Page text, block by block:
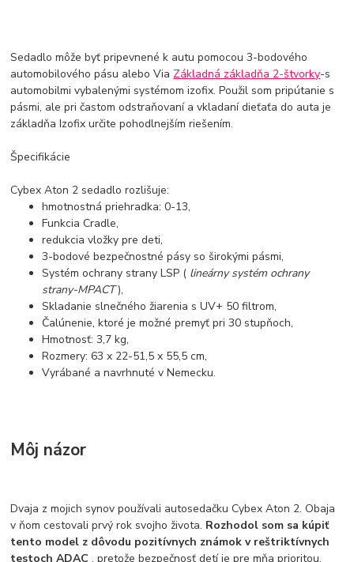
Sedadlo môže byť pripevnené k autu pomocou 3-bodového
automobilového pásu alebo Via Základná základňa 2-štvorky-s
automobilmi vybalenými systémom izofix. Použil som pripútanie s
pásmi, ale pri častom odstraňovaní a vkladaní dieťaťa do auta je
základňa Izofix určite pohodlnejším riešením.
Špecifikácie
Cybex Aton 2 sedadlo rozlišuje:
hmotnostná priehradka: 0-13,
Funkcia Cradle,
redukcia vložky pre deti,
3-bodové bezpečnostné pásy so širokými pásmi,
Systém ochrany strany LSP ( lineárny systém ochrany
strany-MPACT),
Skladanie slnečného žiarenia s UV+ 50 filtrom,
Čalúnenie, ktoré je možné premyť pri 30 stupňoch,
Hmotnosť: 3,7 kg,
Rozmery: 63 x 22-51,5 x 55,5 cm,
Vyrábané a navrhnuté v Nemecku.
Môj názor
Dvaja z mojich synov používali autosedačku Cybex Aton 2. Obaja
v ňom cestovali prvý rok svojho života. Rozhodol som sa kúpiť
tento model z dôvodu pozitívnych známok v reštriktívnych
testoch ADAC, pretože bezpečnosť detí je pre mňa prioritou.